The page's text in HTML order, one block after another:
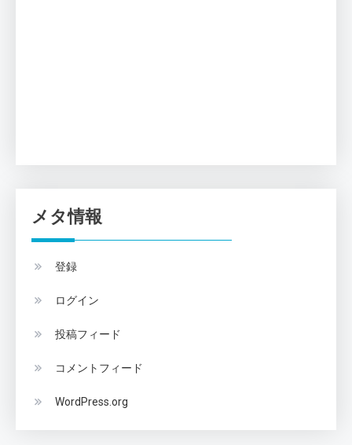
メタ情報
登録
ログイン
投稿フィード
コメントフィード
WordPress.org